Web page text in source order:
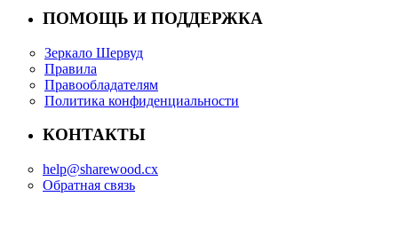
ПОМОЩЬ И ПОДДЕРЖКА
Зеркало Шервуд
Правила
Правообладателям
Политика конфиденциальности
КОНТАКТЫ
help@sharewood.cx
Обратная связь